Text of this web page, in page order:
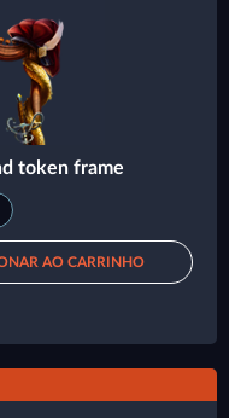
token frame
AO CARRINHO